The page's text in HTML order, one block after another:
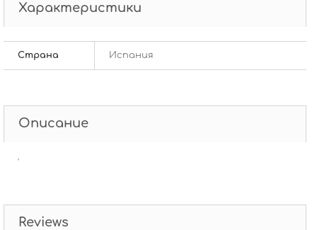
Характеристики
Страна Испания
Описание
'
Reviews